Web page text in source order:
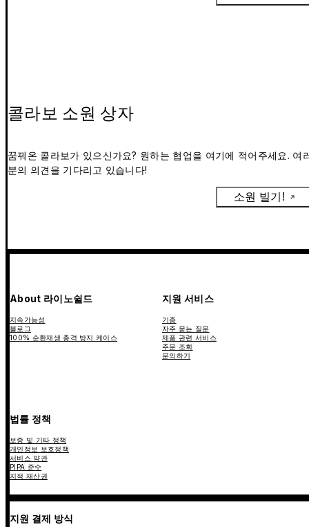
콜라보 소원 상자
꿈꿔온 콜라보가 있으신가요? 원하는 협업을 여기에 적어주세요. 여
분의 의견을 기다리고 있습니다!
소원 빌기!
About 라이노쉴드
지속가능성
블로그
100% 순환재생 충격 방지 케이스
지원 서비스
기종
자주 묻는 질문
제품 관련 서비스
주문 조회
문의하기
법률 정책
보증 및 기타 정책
개인정보 보호정책
서비스 약관
PIPA 준수
지적 재산권
지원 결제 방식